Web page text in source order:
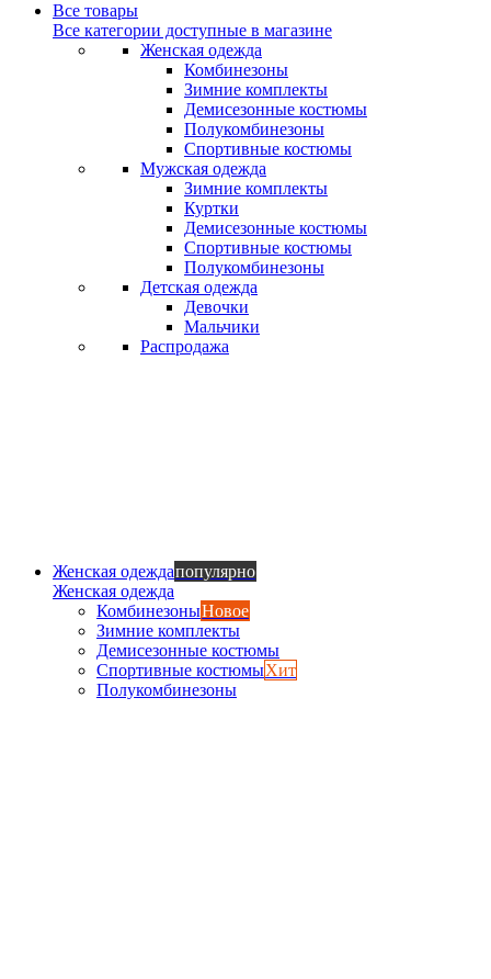
Все товары
Все категории доступные в магазине
Женская одежда
Комбинезоны
Зимние комплекты
Демисезонные костюмы
Полукомбинезоны
Спортивные костюмы
Мужская одежда
Зимние комплекты
Куртки
Демисезонные костюмы
Спортивные костюмы
Полукомбинезоны
Детская одежда
Девочки
Мальчики
Распродажа
Женская одеждапопулярно
Женская одежда
КомбинезоныНовое
Зимние комплекты
Демисезонные костюмы
Спортивные костюмыХит
Полукомбинезоны